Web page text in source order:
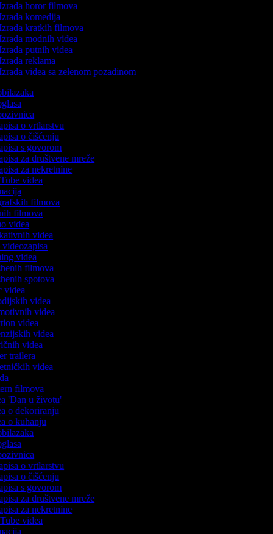
horor filmova
komedija
kratkih filmova
modnih videa
putnih videa
reklama
videa sa zelenom pozadinom
o vrtlarstvu
o čišćenju
s govorom
za društvene mreže
za nekretnine
videa
filmova
filmova
videa
videa
videozapisa
videa
filmova
spotova
videa
videa
videa
videa
videa
videa
trailera
videa
filmova
'Dan u životu'
o dekoriranju
o kuhanju
o vrtlarstvu
o čišćenju
s govorom
za društvene mreže
za nekretnine
videa